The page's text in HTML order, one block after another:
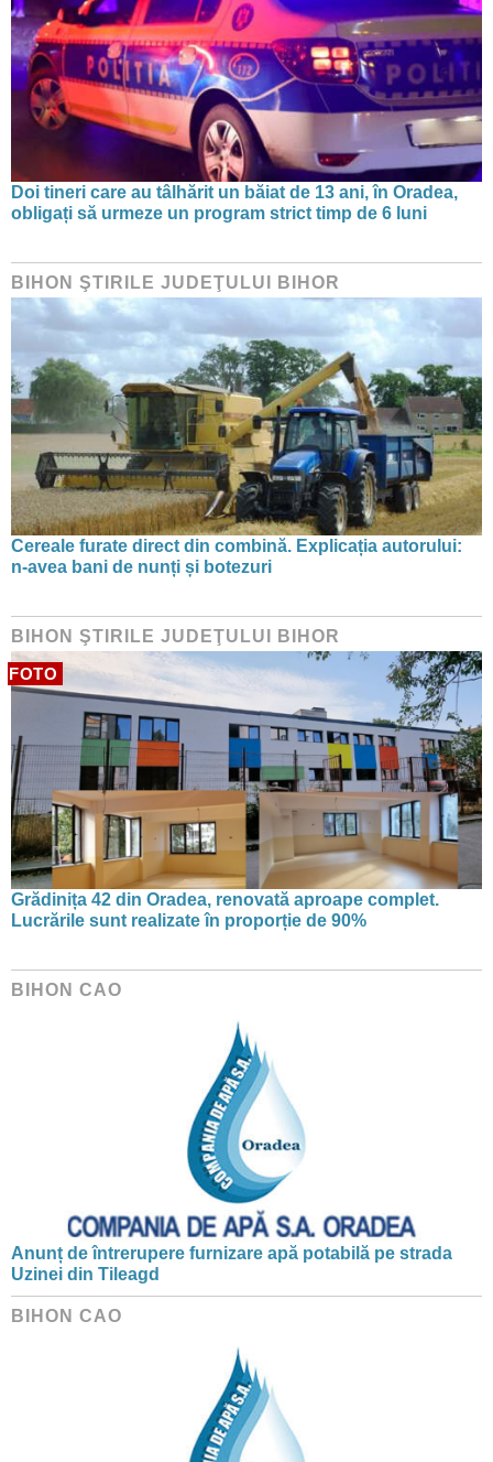
Doi tineri care au tâlhărit un băiat de 13 ani, în Oradea,
obligați să urmeze un program strict timp de 6 luni
BIHON ŞTIRILE JUDEŢULUI BIHOR
Cereale furate direct din combină. Explicația autorului:
n-avea bani de nunți și botezuri
BIHON ŞTIRILE JUDEŢULUI BIHOR
FOTO
Grădinița 42 din Oradea, renovată aproape complet.
Lucrările sunt realizate în proporție de 90%
BIHON CAO
Anunț de întrerupere furnizare apă potabilă pe strada
Uzinei din Tileagd
BIHON CAO